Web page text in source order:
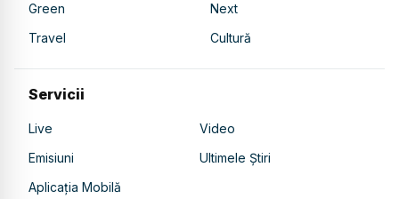
Green
Next
Travel
Cultură
Servicii
Live
Video
Emisiuni
Ultimele Știri
Aplicația Mobilă